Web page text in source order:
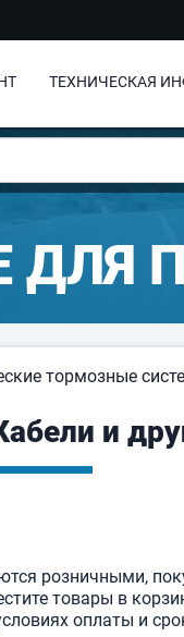
ТЕХНИЧЕСКАЯ
ДЛЯ
тормозные
и
розничными,
товары в
оплаты и